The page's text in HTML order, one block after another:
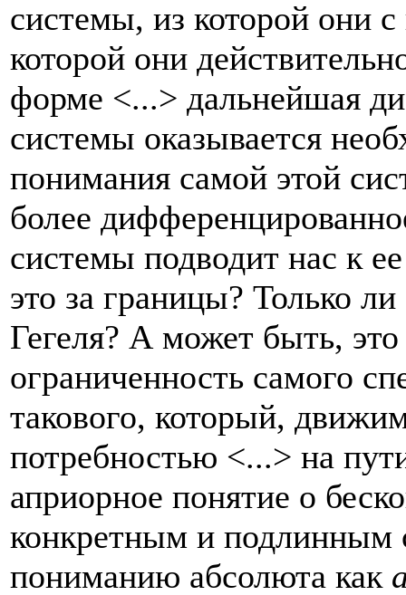
системы, из которой они
которой они
форме <...> дальнейшая
системы оказывается
понимания самой этой
более
системы подводит нас к
это за границы? Только
Гегеля? А может быть,
ограниченность самого
такового, который,
потребностью <...> на
априорное понятие о
конкретным и подлинным
пониманию абсолюта как